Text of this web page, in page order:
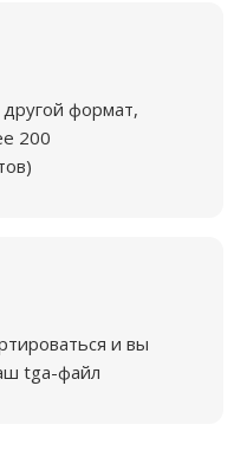
формат,
200
и вы
tga-файл